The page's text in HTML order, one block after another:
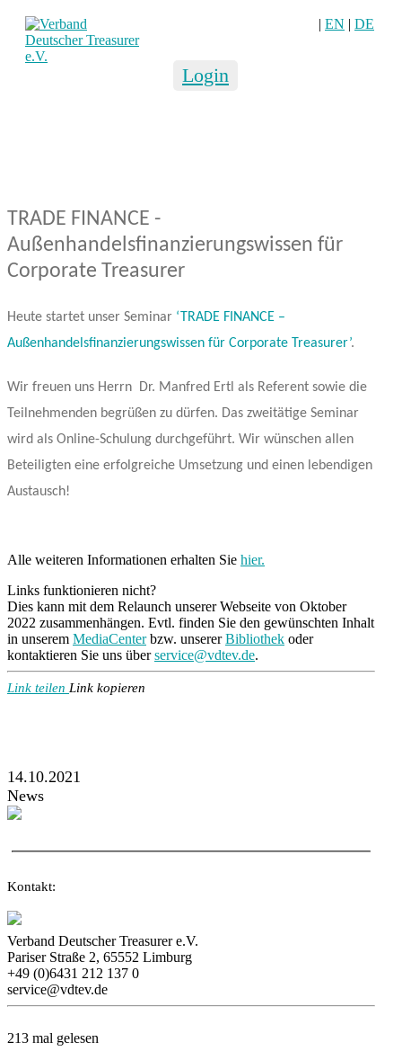
| EN | DE
Login
TRADE FINANCE -
Außenhandelsfinanzierungswissen für
Corporate Treasurer
Heute startet unser Seminar ‘TRADE FINANCE –
Außenhandelsfinanzierungswissen für Corporate Treasurer’.
Wir freuen uns Herrn Dr. Manfred Ertl als Referent sowie die
Teilnehmenden begrüßen zu dürfen. Das zweitätige Seminar
wird als Online-Schulung durchgeführt. Wir wünschen allen
Beteiligten eine erfolgreiche Umsetzung und einen lebendigen
Austausch!
Alle weiteren Informationen erhalten Sie hier.
Links funktionieren nicht?
Dies kann mit dem Relaunch unserer Webseite von Oktober
2022 zusammenhängen. Evtl. finden Sie den gewünschten Inhalt
in unserem MediaCenterbzw. unsererBibliothek oder
kontaktieren Sie uns überservice@vdtev.de.
Link teilen Link kopieren
14.10.2021
News
Kontakt:
Verband Deutscher Treasurer e.V.
Pariser Straße 2, 65552 Limburg
+49 (0)6431 212 137 0
service@vdtev.de
213 mal gelesen